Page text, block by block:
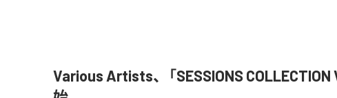
Various Artists、「SESSIONS